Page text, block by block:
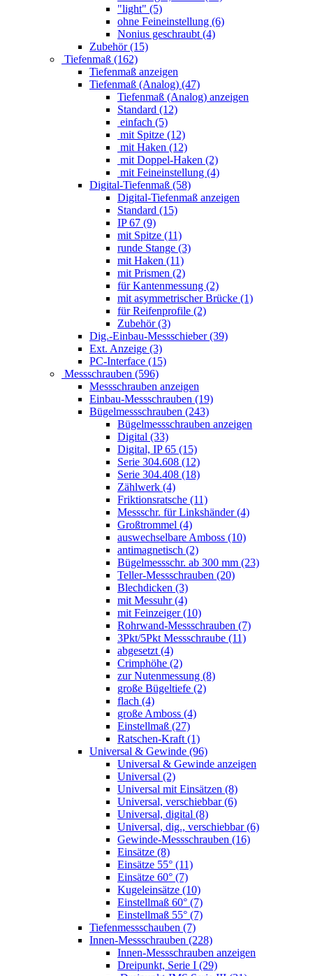
"light" (5)
ohne Feineinstellung (6)
Nonius geschraubt (4)
Zubehör (15)
Tiefenmaß (162)
Tiefenmaß anzeigen
Tiefenmaß (Analog) (47)
Tiefenmaß (Analog) anzeigen
Standard (12)
einfach (5)
mit Spitze (12)
mit Haken (12)
mit Doppel-Haken (2)
mit Feineinstellung (4)
Digital-Tiefenmaß (58)
Digital-Tiefenmaß anzeigen
Standard (15)
IP 67 (9)
mit Spitze (11)
runde Stange (3)
mit Haken (11)
mit Prismen (2)
für Kantenmessung (2)
mit asymmetrischer Brücke (1)
für Reifenprofile (2)
Zubehör (3)
Dig.-Einbau-Messschieber (39)
Ext. Anzeige (3)
PC-Interface (15)
Messschrauben (596)
Messschrauben anzeigen
Einbau-Messschrauben (19)
Bügelmessschrauben (243)
Bügelmessschrauben anzeigen
Digital (33)
Digital, IP 65 (15)
Serie 304.608 (12)
Serie 304.408 (18)
Zählwerk (4)
Friktionsratsche (11)
Messschr. für Linkshänder (4)
Großtrommel (4)
auswechselbare Amboss (10)
antimagnetisch (2)
Bügelmessschr. ab 300 mm (23)
Teller-Messschrauben (20)
Blechdicken (3)
mit Messuhr (4)
mit Feinzeiger (10)
Rohrwand-Messschrauben (7)
3Pkt/5Pkt Messschraube (11)
abgesetzt (4)
Crimphöhe (2)
zur Nutenmessung (8)
große Bügeltiefe (2)
flach (4)
große Amboss (4)
Einstellmaß (27)
Ratschen-Kraft (1)
Universal & Gewinde (96)
Universal & Gewinde anzeigen
Universal (2)
Universal mit Einsätzen (8)
Universal, verschiebbar (6)
Universal, digital (8)
Universal, dig., verschiebbar (6)
Gewinde-Messschrauben (16)
Einsätze (8)
Einsätze 55° (11)
Einsätze 60° (7)
Kugeleinsätze (10)
Einstellmaß 60° (7)
Einstellmaß 55° (7)
Tiefenmessschauben (7)
Innen-Messschrauben (228)
Innen-Messschrauben anzeigen
Dreipunkt, Serie I (29)